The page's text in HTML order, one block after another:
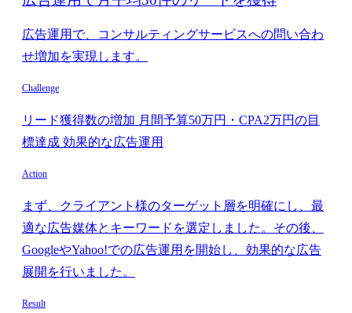
広告運用で、コンサルティングサービスへの問い合わ
せ増加を実現します。
Challenge
リード獲得数の増加 月間予算50万円・CPA2万円の目
標達成 効果的な広告運用
Action
まず、クライアント様のターゲット層を明確にし、最
適な広告媒体とキーワードを選定しました。その後、
GoogleやYahoo!での広告運用を開始し、効果的な広告
展開を行いました。
Result